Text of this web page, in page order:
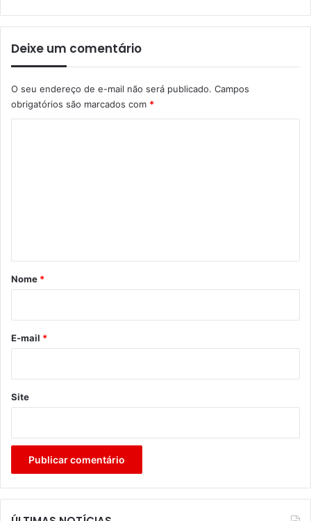
Deixe um comentário
O seu endereço de e-mail não será publicado. Campos
obrigatórios são marcados com *
r
*
Nome *
E-mail *
Site